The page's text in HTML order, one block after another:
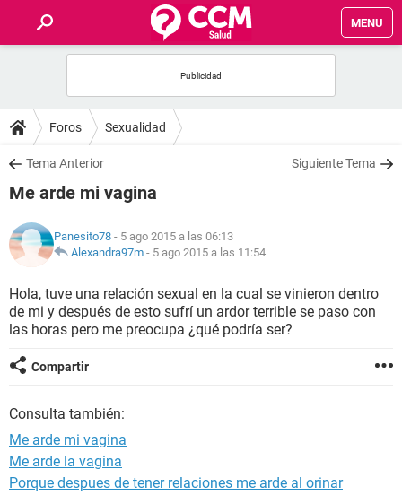
MENU
FOROS
SALUD
NUTRICIÓN
BIENESTAR
Foros Sexualidad
Tema Anterior Siguiente Tema
Me arde mi vagina
Panesito78 - 5 ago 2015 a las 06:13
Alexandra97m - 5 ago 2015 a las 11:54
Hola, tuve una relación sexual en la cual se vinieron dentro
de mi y después de esto sufrí un ardor terrible se paso con
las horas pero me preocupa ¿qué podría ser?
Compartir
Consulta también:
Me arde mi vagina
Me arde la vagina
Porque despues de tener relaciones me arde al orinar